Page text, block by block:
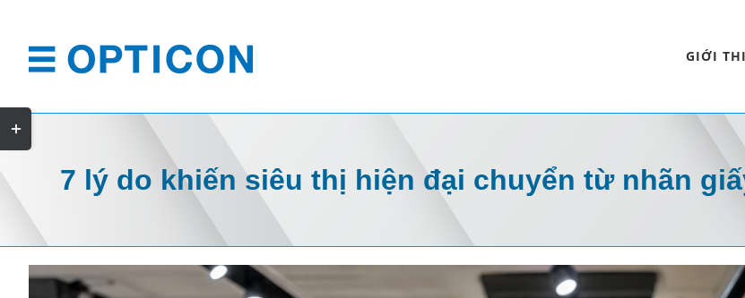
content
GIỚI
7 lý do khiến siêu thị hiện đại chuyển từ nhãn
Toggle
Sliding
Area